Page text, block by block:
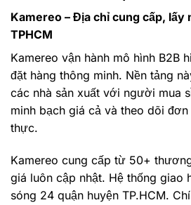
Kamereo – Địa chỉ cung cấp, lấy
TPHCM
Kamereo vận hành mô hình B2B
đặt hàng thông minh. Nền tảng
các nhà sản xuất với người mua
minh bạch giá cả và theo dõi
thực.
Kamereo cung cấp từ 50+
giá luôn cập nhật. Hệ thống giao
sóng 24 quận huyện TP.HCM.